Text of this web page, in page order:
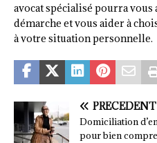
avocat spécialisé pourra vous
démarche et vous aider à
à votre situation personnelle.
PRÉCÉDENT
Domiciliation
pour bien